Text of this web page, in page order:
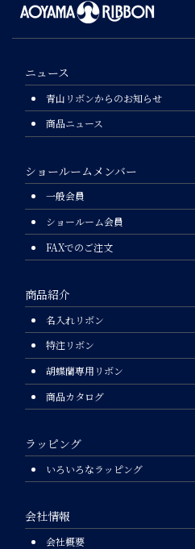
ニュース
青山リボンからのお知らせ
商品ニュース
ショールームメンバー
一般会員
ショールーム会員
FAXでのご注文
商品紹介
名入れリボン
特注リボン
胡蝶蘭専用リボン
商品カタログ
ラッピング
いろいろなラッピング
会社情報
会社概要